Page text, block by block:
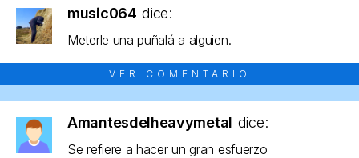
music064 dice:
Meterle una puñalá a alguien.
VER COMENTARIO
Amantesdelheavymetal dice:
Se refiere a hacer un gran esfuerzo